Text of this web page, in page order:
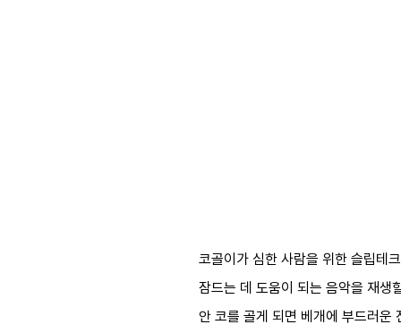
코골이가 심한 사람을 위한 슬립테
잠드는 데 도움이 되는 음악을 재생
안 코를 골게 되면 베개에 부드러운